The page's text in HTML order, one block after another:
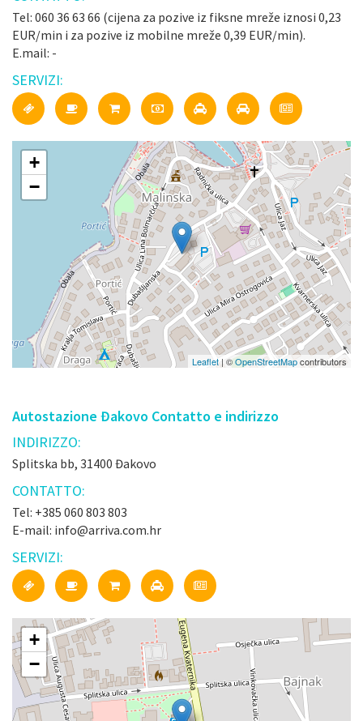
Tel: 060 36 63 66 (cijena za pozive iz fiksne mreže iznosi 0,23
EUR/min i za pozive iz mobilne mreže 0,39 EUR/min).
E.mail: -
SERVIZI:
+
−
Leaflet| ©OpenStreetMapcontributors
Autostazione Đakovo Contatto e indirizzo
INDIRIZZO:
Splitska bb, 31400 Đakovo
CONTATTO:
Tel: +385 060 803 803
E-mail: info@arriva.com.hr
SERVIZI:
+
−